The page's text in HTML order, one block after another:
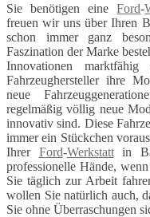
Sie benötigen eineFord-
freuen wir uns über Ihren
schon immer ganz
Faszination der Marke
Innovationen
Fahrzeughersteller ihre
neue
regelmäßig völlig neue
innovativ sind. Diese
immer ein Stückchen
Ihrer Ford-Werkstattin
professionelle Hände,
Sie täglich zur Arbeit
wollen Sie natürlich auch,
Sie ohne Überraschungen